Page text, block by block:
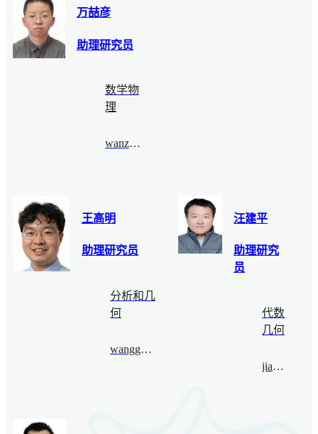
万喆彦
助理研究员
数学物
理
wanzheyan@bimsa.cn
王高明
助理研究员
分析和几
何
wanggaoming@bimsa.cn
汪建平
助理研究
员
代数
几何
jianpw@bimsa.cn